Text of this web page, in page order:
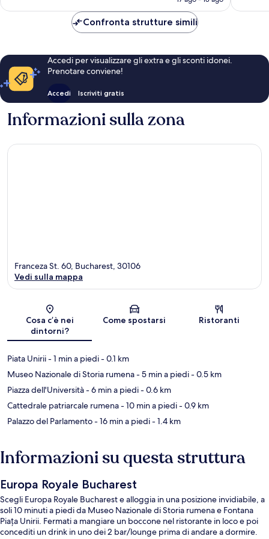
162 €
Confronta strutture simili
Accedi per visualizzare gli extra e gli sconti idonei.
Prenotare conviene!
Accedi Iscriviti gratis
Informazioni sulla zona
Mappa
Franceza St. 60, Bucharest, 30106
Vedi sulla mappa
Cosa c’è nei
dintorni?
Come spostarsi Ristoranti
Piata Unirii- 1 min a piedi- 0.1 km
Museo Nazionale di Storia rumena- 5 min a piedi- 0.5 km
Piazza dell'Università- 6 min a piedi- 0.6 km
Cattedrale patriarcale rumena- 10 min a piedi- 0.9 km
Palazzo del Parlamento- 16 min a piedi- 1.4 km
Informazioni su questa struttura
Europa Royale Bucharest
Scegli Europa Royale Bucharest e alloggia in una posizione invidiabile, a
soli 10 minuti a piedi da Museo Nazionale di Storia rumena e Fontana
Piața Unirii. Fermati a mangiare un boccone nel ristorante in loco e poi
concediti un drink in uno dei 2 bar/lounge prima di andare a dormire.